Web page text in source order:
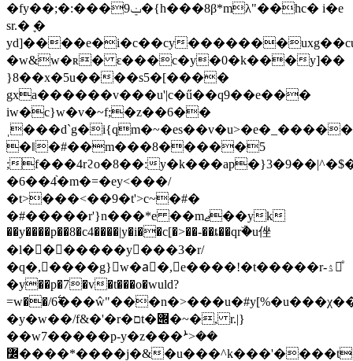
�fy��;�:���9ݔ�{h���8β*mλ"��hc� i�e
sr.� ׇ�
yd]����e�i�c��cy
�w&w�ʀ� ԑ���c�y�0�k���y]��
}8��x�5u����s5�[����
gxa������v���u'|c�ű��q9��e���
iw�c}w�v�~f;�z��6��
�ǁ�#��m���8�����5
;f���4rϩo�8��:
�6��4֨�m�=�ey<���/
�t>���<��9�t'>c~�#�
�#�����r'}n���*e ��mޖ��yk
��y����p��8�c4����|y�i��c[�>��-��ȶ��qrۜ�u侳
�l�������y���3�r/
�q�,����g}w�aٕ�,e����!�t�����r-ۮ⽤ͤ
�y��p�7�v�t���o�wuld?
=w��/6࣋���ŵ"���n�>���u�#y[%�u���χ��٦o�}
�y�w��/f&�'�r�םt�݌�~�, r.|}
��w7�����p-y�z���ܑ>��
߼����*����j�&�u���^k���'����t��9|